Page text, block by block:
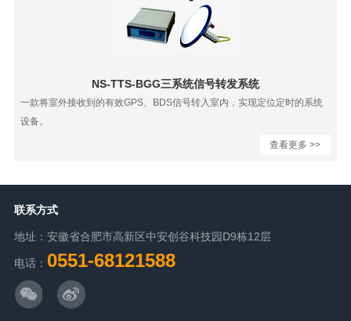
NS-TTS-BGG三系统信号转发系统
一款将室外接收到的有效GPS、BDS信号转入室内，实现定位定时的系统
设备。
查看更多 >>
联系方式
地址：安徽省合肥市高新区中安创谷科技园D9栋12层
电话： 0551-68121588